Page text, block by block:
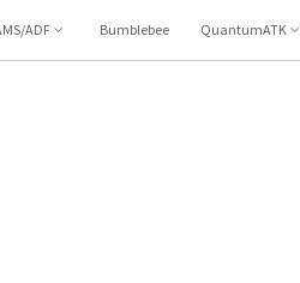
ADF Bumblebee QuantumATK